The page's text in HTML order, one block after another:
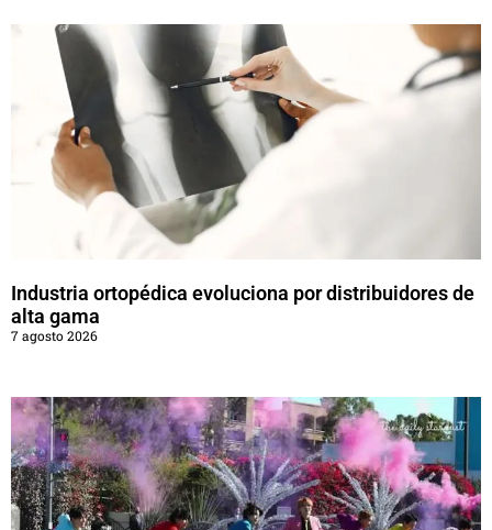
Industria ortopédica evoluciona por distribuidores de
alta gama
7 agosto 2026